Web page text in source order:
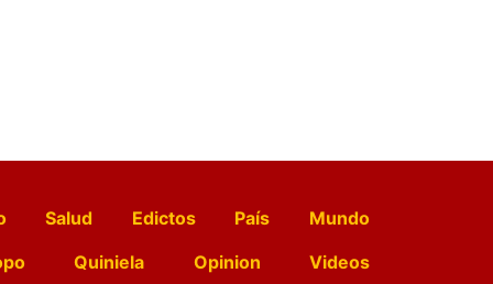
Salud Edictos País
Mundo
Quiniela Opinion
Videos